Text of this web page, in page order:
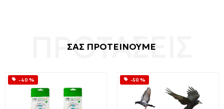
ΣΑΣ ΠΡΟΤΕΙΝΟΥΜΕ
-40 % -50 %